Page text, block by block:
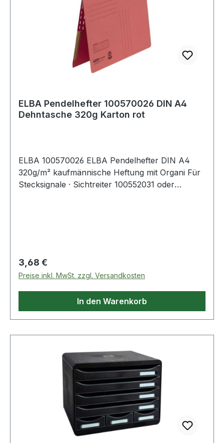
ELBA Pendelhefter 100570026 DIN A4
Dehntasche 320g Karton rot
ELBA 100570026 ELBA Pendelhefter DIN A4
320g/m² kaufmännische Heftung mit Organi Für
Stecksignale · Sichtreiter 100552031 oder
Regulärer Preis:
3,68 €
Preise inkl. MwSt. zzgl. Versandkosten
In den Warenkorb